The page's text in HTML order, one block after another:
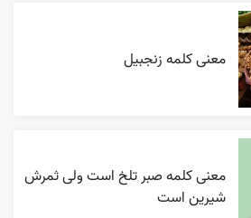
معنی کلمه زنجبیل
معنی کلمه صبر تلخ است ولی ثمرش
شیرین است